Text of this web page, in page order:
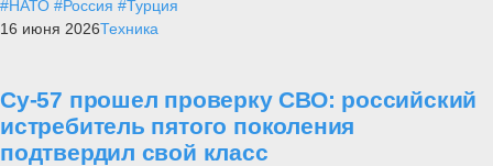
#НАТО #Россия #Турция
16 июня 2026Техника
Су-57 прошел проверку СВО: российский
истребитель пятого поколения
подтвердил свой класс